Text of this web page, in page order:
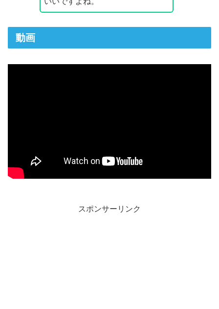
動画
スポンサーリンク